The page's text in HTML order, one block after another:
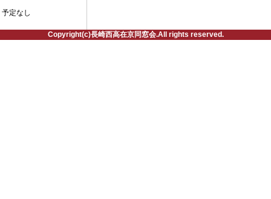
予定なし
Copyright(c)長崎西高在京同窓会.All rights reserved.